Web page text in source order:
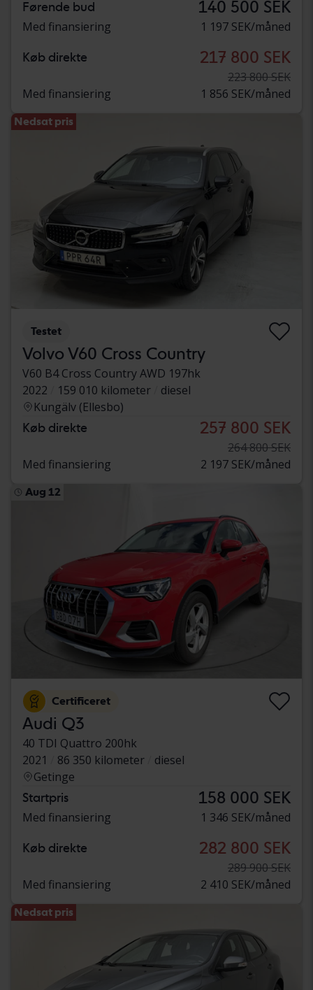
Førende bud 140 500 SEK
Med finansiering 1 197 SEK/måned
Køb direkte 217 800 SEK
223 800 SEK
Med finansiering
1 856 SEK/måned
Nedsat pris
Testet
Volvo V60 Cross Country
V60 B4 Cross Country AWD 197hk
2022
159 010 kilometer
diesel
Kungälv (Ellesbo)
Køb direkte 257 800 SEK
264 800 SEK
Med finansiering
2 197 SEK/måned
Aug 12
Certificeret
Audi Q3
40 TDI Quattro 200hk
2021
86 350 kilometer
diesel
Getinge
Startpris 158 000 SEK
Med finansiering 1 346 SEK/måned
Køb direkte 282 800 SEK
289 900 SEK
Med finansiering
2 410 SEK/måned
Nedsat pris